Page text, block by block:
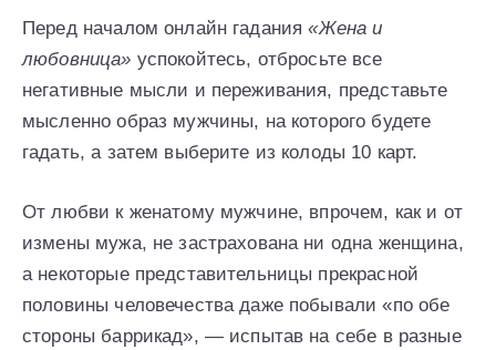
Перед началом онлайн гадания«Жена и
любовница» успокойтесь, отбросьте все
негативные мысли и переживания, представьте
мысленно образ мужчины, на которого будете
гадать, а затем выберите из колоды 10 карт.
От любви к женатому мужчине, впрочем, как и от
измены мужа, не застрахована ни одна женщина,
а некоторые представительницы прекрасной
половины человечества даже побывали «по обе
стороны баррикад», — испытав на себе в разные